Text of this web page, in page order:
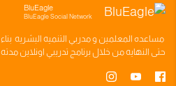
BluEagle
BluEagle Social Network
مساعده المعلمين ومدربي التنميه البشريه بناء
حتى النهايه من خلال برنامج تدريبي اونلاين مدته